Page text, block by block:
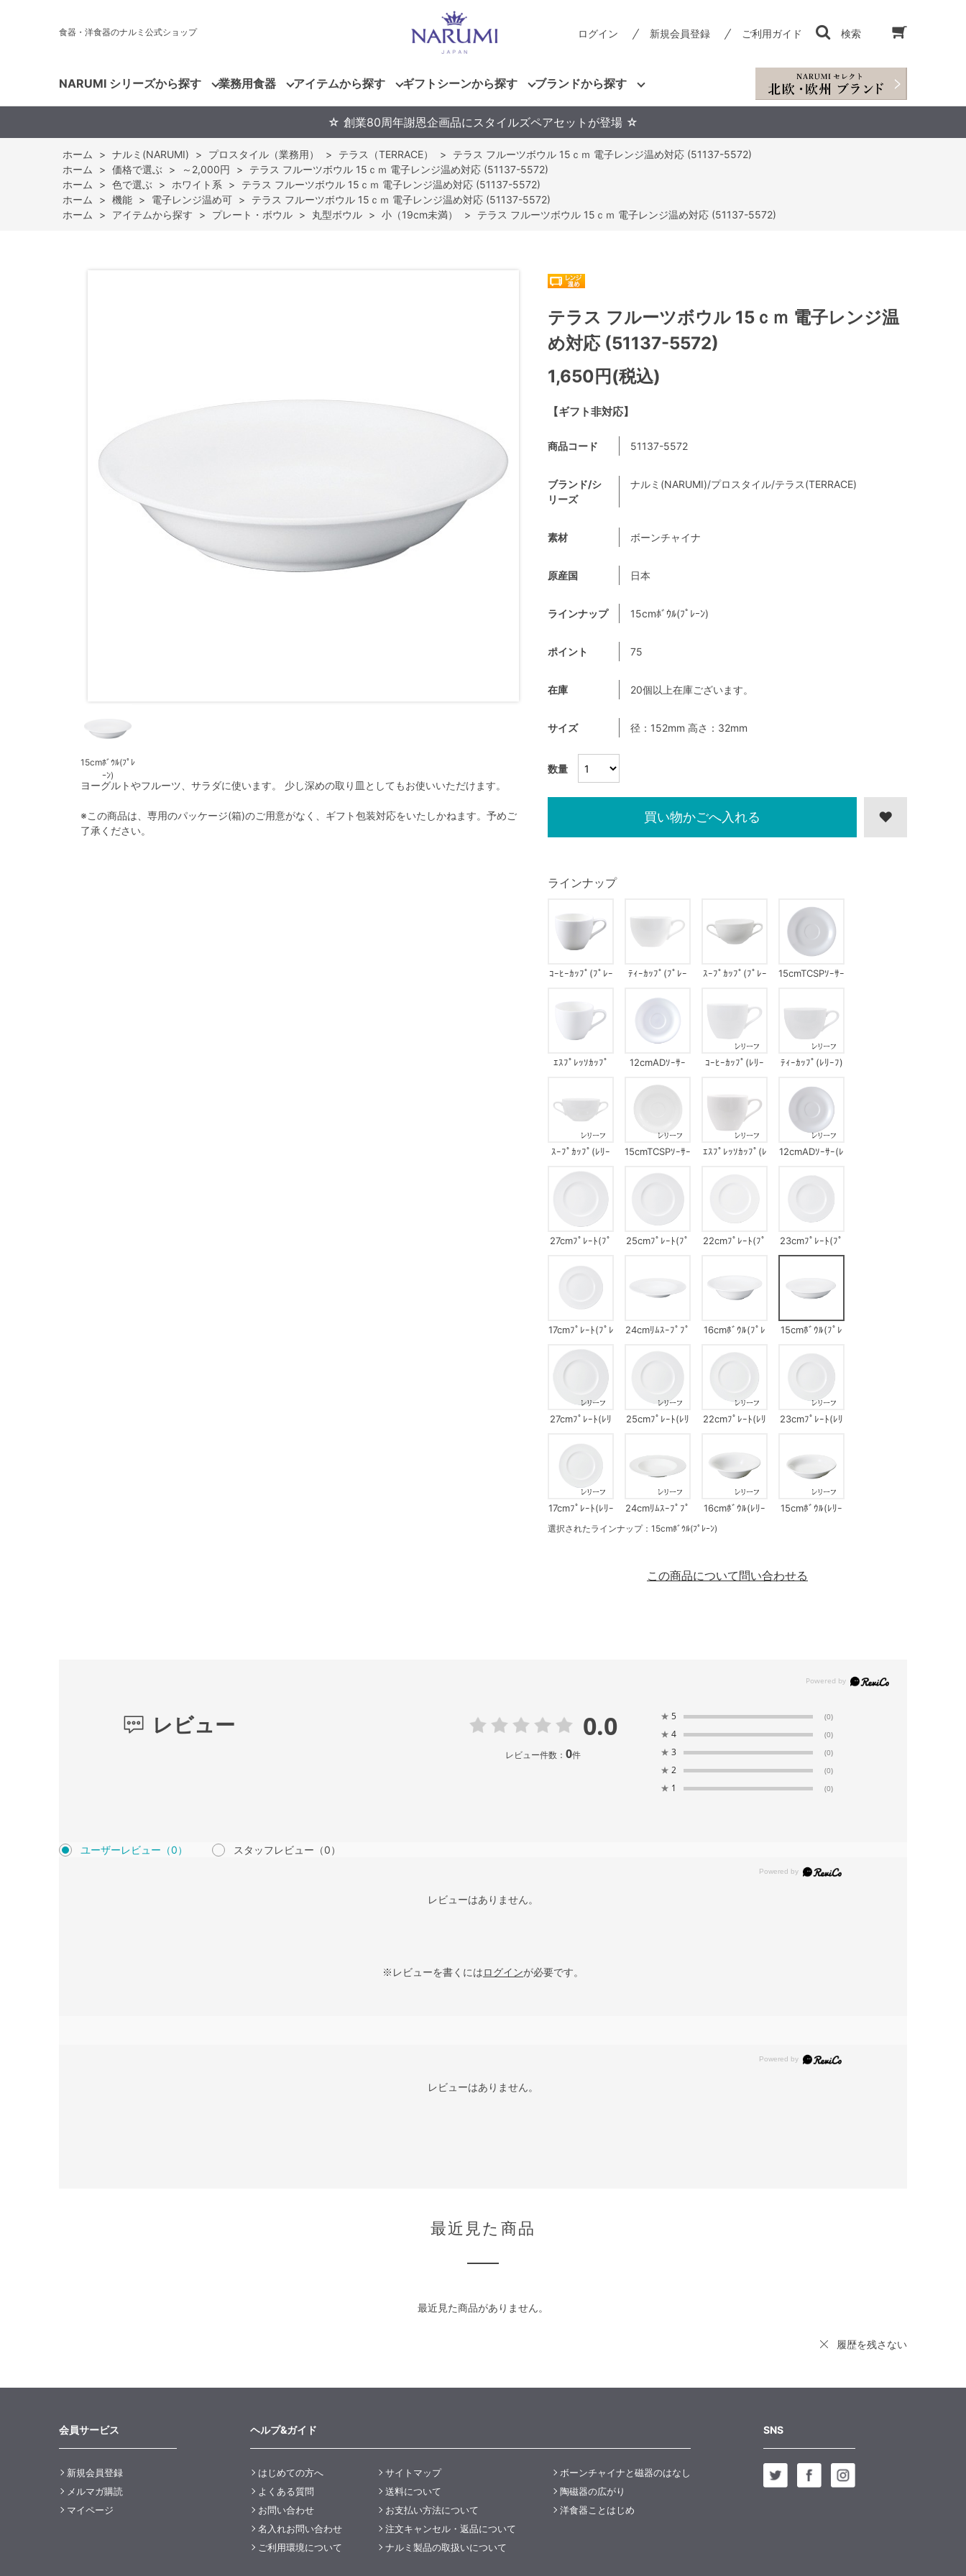
食器・洋食器のナルミ公式ショップ ログイン 新規会員登録 ご利用ガイド 検索
NARUMI シリーズから探す 業務用食器 アイテムから探す ギフトシーンから探す ブランドから探す
☆ 創業80周年謝恩企画品にスタイルズペアセットが登場 ☆
ホーム > ナルミ(NARUMI) > プロスタイル（業務用） > テラス（TERRACE） >
テラス フルーツボウル 15ｃｍ 電子レンジ温め対応 (51137-5572)
ホーム
> 価格で選ぶ > ～2,000円 >
テラス フルーツボウル 15ｃｍ 電子レンジ温め対応 (51137-5572)
ホーム
> 色で選ぶ > ホワイト系 >
テラス フルーツボウル 15ｃｍ 電子レンジ温め対応 (51137-5572)
ホーム
> 機能 > 電子レンジ温め可 >
テラス フルーツボウル 15ｃｍ 電子レンジ温め対応 (51137-5572)
ホーム
> アイテムから探す > プレート・ボウル > 丸型ボウル > 小（19cm未満） > テラス フルーツボウル 15ｃｍ 電子レンジ温め対応 (51137-5572)
15cmﾎﾞｳﾙ(ﾌﾟﾚ
ｰﾝ)
ヨーグルトやフルーツ、サラダに使います。 少し深めの取り皿としてもお使いいただけます。
※この商品は、専用のパッケージ(箱)のご用意がなく、ギフト包装対応をいたしかねます。予めご
了承ください。
【ギフト非対応】
テラス フルーツボウル 15ｃｍ 電子レンジ温
め対応 (51137-5572)
1,650円(税込)
数量
商品コード 51137-5572
ブランド/シ
リーズ
ナルミ(NARUMI)/プロスタイル/テラス(TERRACE)
素材 ボーンチャイナ
原産国 日本
ラインナップ 15cmﾎﾞｳﾙ(ﾌﾟﾚｰﾝ)
ポイント 75
在庫 20個以上在庫ございます。
サイズ 径：152mm 高さ：32mm
ラインナップ
ｺｰﾋｰｶｯﾌﾟ(ﾌﾟﾚｰ
ﾃｨｰｶｯﾌﾟ(ﾌﾟﾚｰ
ｽｰﾌﾟｶｯﾌﾟ(ﾌﾟﾚｰ
15cmTCSPｿｰｻｰ
ｴｽﾌﾟﾚｯｿｶｯﾌﾟ
12cmADｿｰｻｰ
ｺｰﾋｰｶｯﾌﾟ(ﾚﾘｰ
ﾃｨｰｶｯﾌﾟ(ﾚﾘｰﾌ)
ｽｰﾌﾟｶｯﾌﾟ(ﾚﾘｰ
15cmTCSPｿｰｻｰ
ｴｽﾌﾟﾚｯｿｶｯﾌﾟ(ﾚ
12cmADｿｰｻｰ(ﾚ
27cmﾌﾟﾚｰﾄ(ﾌﾟ
25cmﾌﾟﾚｰﾄ(ﾌﾟ
22cmﾌﾟﾚｰﾄ(ﾌﾟ
23cmﾌﾟﾚｰﾄ(ﾌﾟ
ﾚｰﾝ)
17cmﾌﾟﾚｰﾄ(ﾌﾟﾚ
24cmﾘﾑｽｰﾌﾟﾌﾟ
16cmﾎﾞｳﾙ(ﾌﾟﾚ
15cmﾎﾞｳﾙ(ﾌﾟﾚ
27cmﾌﾟﾚｰﾄ(ﾚﾘ
25cmﾌﾟﾚｰﾄ(ﾚﾘ
22cmﾌﾟﾚｰﾄ(ﾚﾘ
23cmﾌﾟﾚｰﾄ(ﾚﾘ
17cmﾌﾟﾚｰﾄ(ﾚﾘｰ
24cmﾘﾑｽｰﾌﾟﾌﾟ
16cmﾎﾞｳﾙ(ﾚﾘｰ
15cmﾎﾞｳﾙ(ﾚﾘｰ
選択されたラインナップ：15cmﾎﾞｳﾙ(ﾌﾟﾚｰﾝ)
買い物かごへ入れる
この商品について問い合わせる
レビュー 0.0
レビュー件数： 0件
★ 5 (0)
★ 4 (0)
★ 3 (0)
★ 2 (0)
★ 1 (0)
ユーザーレビュー （0） スタッフレビュー （0）
レビューはありません。
※レビューを書くにはログインが必要です。
レビューはありません。
最近見た商品
最近見た商品がありません。
履歴を残さない
会員サービス
新規会員登録
メルマガ購読
マイページ
ヘルプ&ガイド
はじめての方へ
よくある質問
お問い合わせ
名入れお問い合わせ
ご利用環境について
サイトマップ
送料について
お支払い方法について
注文キャンセル・返品について
ナルミ製品の取扱いについて
ボーンチャイナと磁器のはなし
陶磁器の広がり
洋食器ことはじめ
SNS